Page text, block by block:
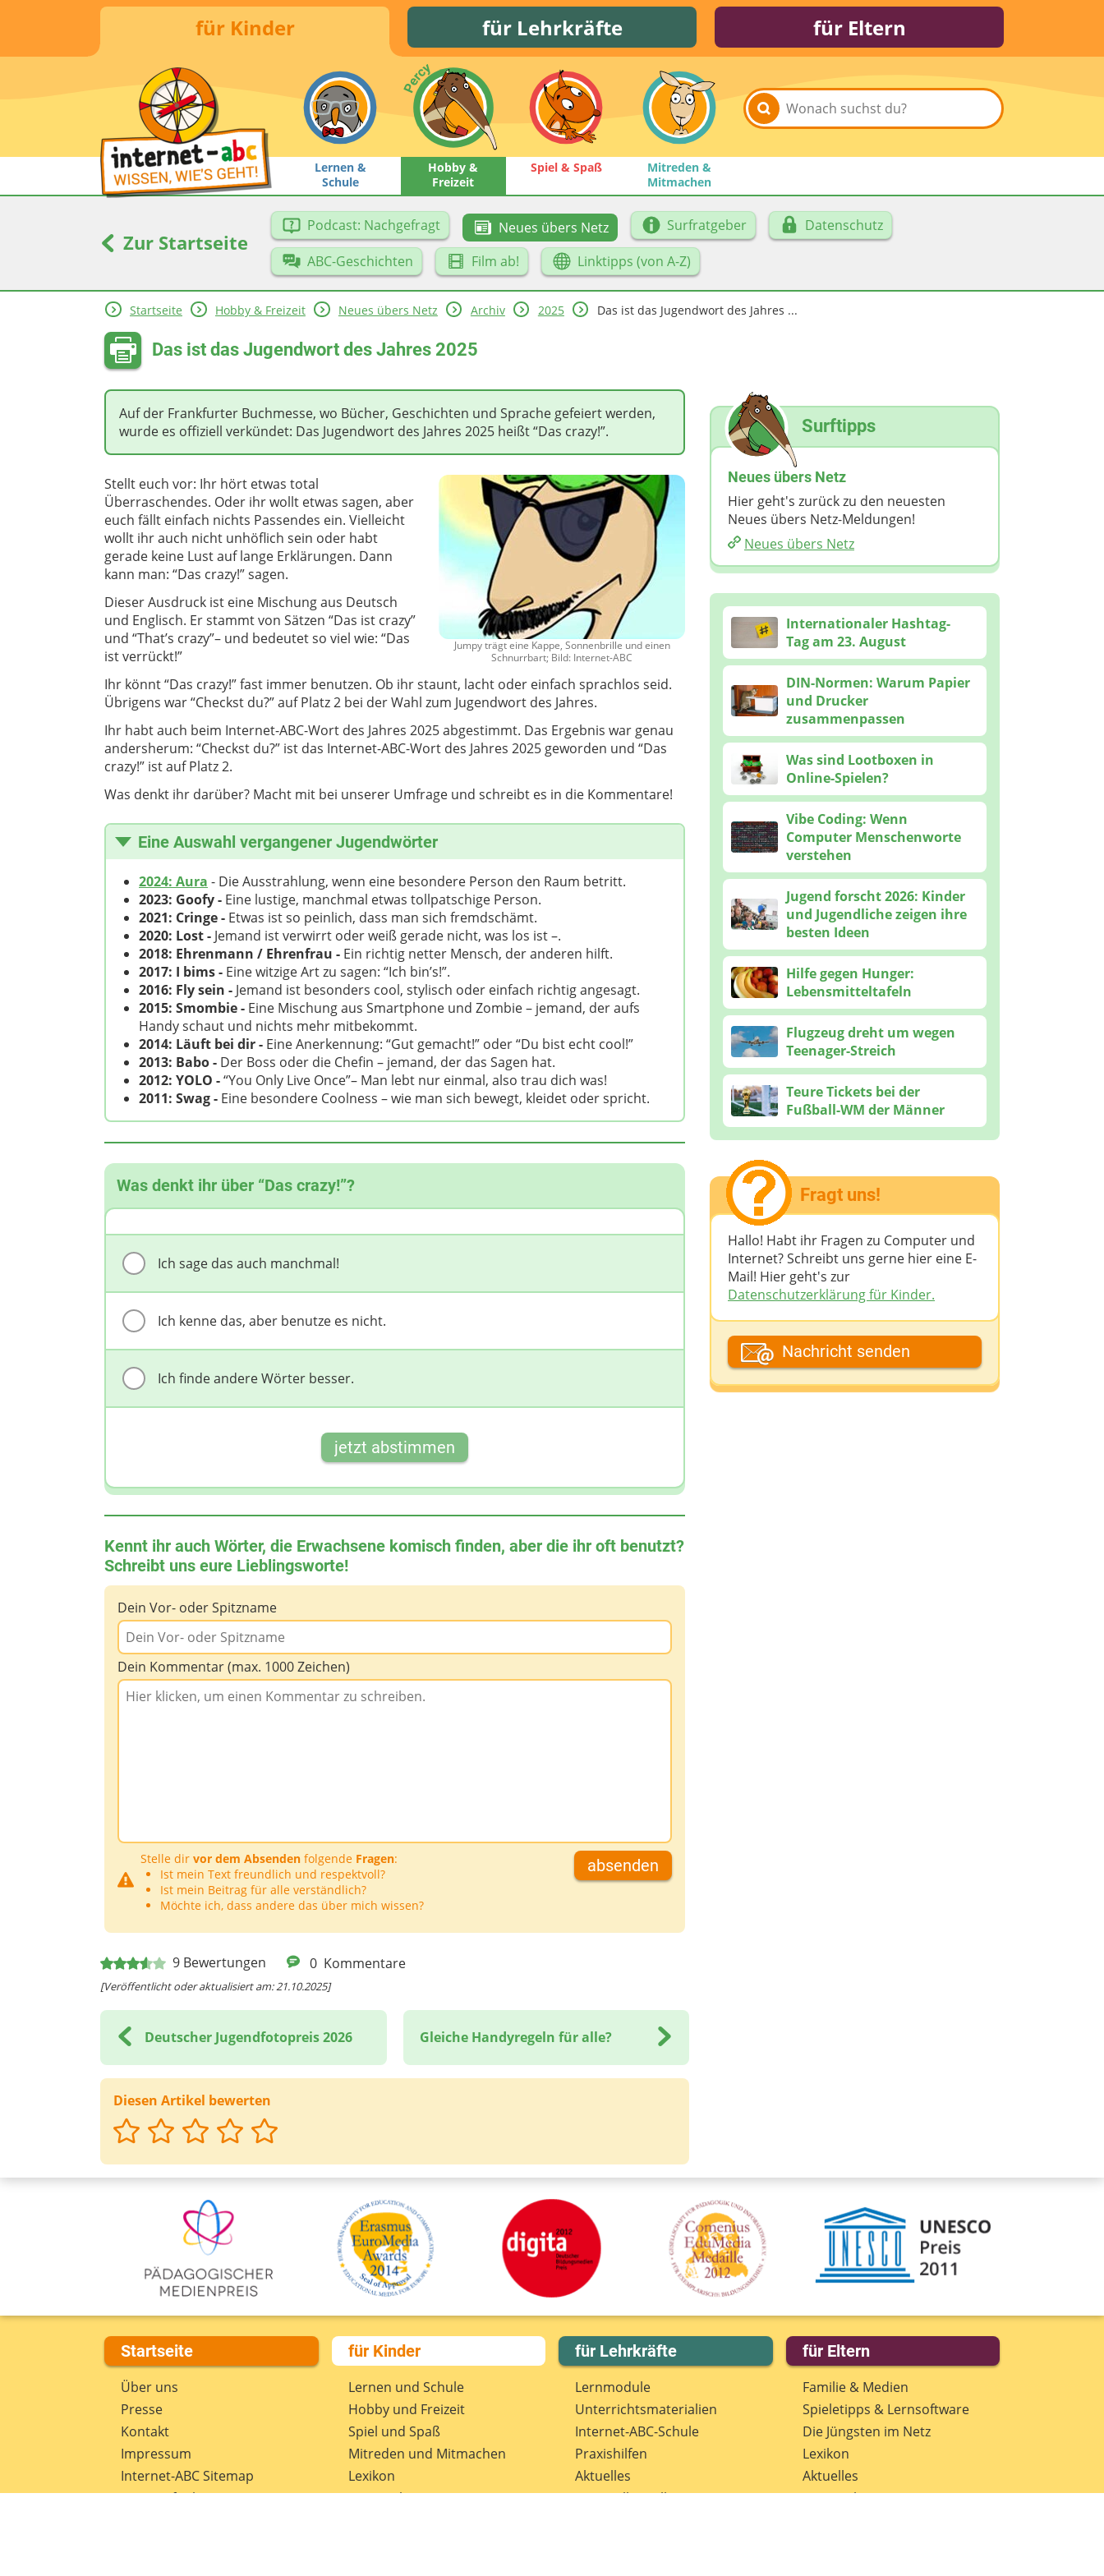
für Kinder für Lehrkräfte für Eltern
Lernen &
Schule
Hobby &
Freizeit
Spiel & Spaß
Mitreden &
Mitmachen
Zur Startseite
Podcast: Nachgefragt Neues übers Netz Surfratgeber
Datenschutz
ABC-Geschichten
Film ab! Linktipps (von A-Z)
Startseite Hobby & Freizeit Neues übers Netz Archiv 2025 Das ist das Jugendwort des Jahres ...
Das ist das Jugendwort des Jahres 2025
Auf der Frankfurter Buchmesse, wo Bücher, Geschichten und Sprache gefeiert werden,
wurde es offiziell verkündet: Das Jugendwort des Jahres 2025 heißt “Das crazy!”.
Jumpy trägt eine Kappe, Sonnenbrille und einen
Schnurrbart; Bild: Internet-ABC
Stellt euch vor: Ihr hört etwas total
Überraschendes. Oder ihr wollt etwas sagen, aber
euch fällt einfach nichts Passendes ein. Vielleicht
wollt ihr auch nicht unhöflich sein oder habt
gerade keine Lust auf lange Erklärungen. Dann
kann man: “Das crazy!” sagen.
Dieser Ausdruck ist eine Mischung aus Deutsch
und Englisch. Er stammt von Sätzen “Das ist crazy”
und “That’s crazy”– und bedeutet so viel wie: “Das
ist verrückt!”
Ihr könnt “Das crazy!” fast immer benutzen. Ob ihr staunt, lacht oder einfach sprachlos seid.
Übrigens war “Checkst du?” auf Platz 2 bei der Wahl zum Jugendwort des Jahres.
Ihr habt auch beim Internet-ABC-Wort des Jahres 2025 abgestimmt. Das Ergebnis war genau
andersherum: “Checkst du?” ist das Internet-ABC-Wort des Jahres 2025 geworden und “Das
crazy!” ist auf Platz 2.
Was denkt ihr darüber? Macht mit bei unserer Umfrage und schreibt es in die Kommentare!
Eine Auswahl vergangener Jugendwörter
2024: Aura - Die Ausstrahlung, wenn eine besondere Person den Raum betritt.
2023: Goofy - Eine lustige, manchmal etwas tollpatschige Person.
2021: Cringe - Etwas ist so peinlich, dass man sich fremdschämt.
2020: Lost - Jemand ist verwirrt oder weiß gerade nicht, was los ist –.
2018: Ehrenmann / Ehrenfrau - Ein richtig netter Mensch, der anderen hilft.
2017: I bims - Eine witzige Art zu sagen: “Ich bin’s!”.
2016: Fly sein - Jemand ist besonders cool, stylisch oder einfach richtig angesagt.
2015: Smombie - Eine Mischung aus Smartphone und Zombie – jemand, der aufs
Handy schaut und nichts mehr mitbekommt.
2014: Läuft bei dir - Eine Anerkennung: “Gut gemacht!” oder “Du bist echt cool!”
2013: Babo - Der Boss oder die Chefin – jemand, der das Sagen hat.
2012: YOLO -“You Only Live Once”– Man lebt nur einmal, also trau dich was!
2011: Swag - Eine besondere Coolness – wie man sich bewegt, kleidet oder spricht.
Was denkt ihr über “Das crazy!”?
Ich sage das auch manchmal!
Ich kenne das, aber benutze es nicht.
Ich finde andere Wörter besser.
jetzt abstimmen
Kennt ihr auch Wörter, die Erwachsene komisch finden, aber die ihr oft benutzt?
Schreibt uns eure Lieblingsworte!
Dein Vor- oder Spitzname
Dein Kommentar (max. 1000 Zeichen)
Stelle dir vor dem Absenden folgende Fragen:
Ist mein Text freundlich und respektvoll?
Ist mein Beitrag für alle verständlich?
Möchte ich, dass andere das über mich wissen?
absenden
9 Bewertungen 0 Kommentare
[Veröffentlicht oder aktualisiert am: 21.10.2025]
Deutscher Jugendfotopreis 2026 Gleiche Handyregeln für alle?
Diesen Artikel bewerten
Surftipps
Neues übers Netz
Hier geht's zurück zu den neuesten
Neues übers Netz-Meldungen!
Neues übers Netz
Internationaler Hashtag-
Tag am 23. August
DIN-Normen: Warum Papier
und Drucker
zusammenpassen
Was sind Lootboxen in
Online-Spielen?
Vibe Coding: Wenn
Computer Menschenworte
verstehen
Jugend forscht 2026: Kinder
und Jugendliche zeigen ihre
besten Ideen
Hilfe gegen Hunger:
Lebensmitteltafeln
Flugzeug dreht um wegen
Teenager-Streich
Teure Tickets bei der
Fußball-WM der Männer
Fragt uns!
Hallo! Habt ihr Fragen zu Computer und
Internet? Schreibt uns gerne hier eine E-
Mail! Hier geht's zur
Datenschutzerklärung für Kinder.
Dein Fantasiename
Nachricht senden
Startseite
Über uns
Presse
Kontakt
Impressum
Internet-ABC Sitemap
Barrierefreiheit
für Kinder
Lernen und Schule
Hobby und Freizeit
Spiel und Spaß
Mitreden und Mitmachen
Lexikon
Datenschutz
für Lehrkräfte
Lernmodule
Unterrichts­materialien
Internet-ABC-Schule
Praxishilfen
Aktuelles
Materialbestellung
für Eltern
Familie & Medien
Spieletipps & Lernsoftware
Die Jüngsten im Netz
Lexikon
Aktuelles
Datenschutz